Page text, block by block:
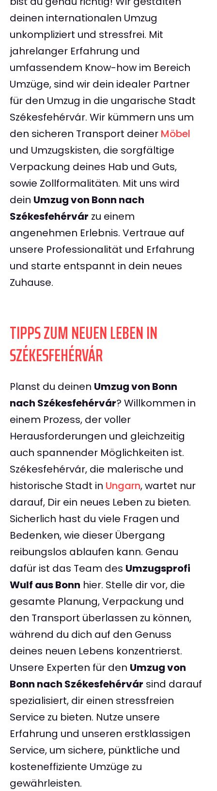
deinen internationalen Umzug
unkompliziert und stressfrei. Mit
jahrelanger Erfahrung und
umfassendem Know-how im Bereich
Umzüge, sind wir dein idealer Partner
für den Umzug in die ungarische Stadt
Székesfehérvár. Wir kümmern uns um
den sicheren Transport deiner Möbel
und Umzugskisten, die sorgfältige
Verpackung deines Hab und Guts,
sowie Zollformalitäten. Mit uns wird
dein Umzug von Bonn nach
Székesfehérvár zu einem
angenehmen Erlebnis. Vertraue auf
unsere Professionalität und Erfahrung
und starte entspannt in dein neues
Zuhause.
TIPPS ZUM NEUEN LEBEN IN
SZÉKESFEHÉRVÁR
Planst du deinen Umzug von Bonn
nach Székesfehérvár? Willkommen in
einem Prozess, der voller
Herausforderungen und gleichzeitig
auch spannender Möglichkeiten ist.
Székesfehérvár, die malerische und
historische Stadt in Ungarn, wartet nur
darauf, Dir ein neues Leben zu bieten.
Sicherlich hast du viele Fragen und
Bedenken, wie dieser Übergang
reibungslos ablaufen kann. Genau
dafür ist das Team des Umzugsprofi
Wulf aus Bonn hier. Stelle dir vor, die
gesamte Planung, Verpackung und
den Transport überlassen zu können,
während du dich auf den Genuss
deines neuen Lebens konzentrierst.
Unsere Experten für den Umzug von
Bonn nach Székesfehérvár sind darauf
spezialisiert, dir einen stressfreien
Service zu bieten. Nutze unsere
Erfahrung und unseren erstklassigen
Service, um sichere, pünktliche und
kosteneffiziente Umzüge zu
gewährleisten.